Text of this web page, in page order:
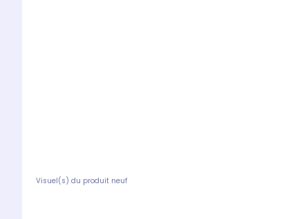
Visuel(s) du produit neuf